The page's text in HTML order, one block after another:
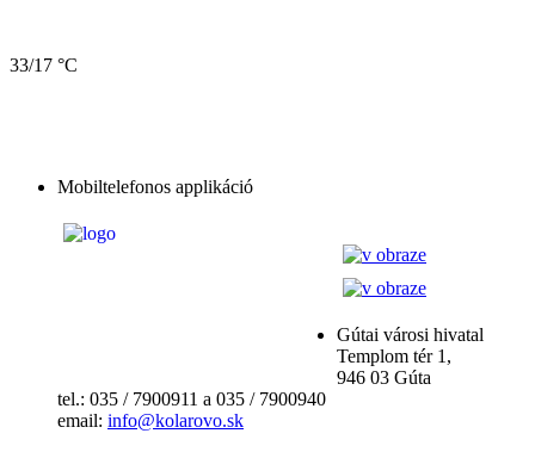
33/17 °C
Mobiltelefonos applikáció
Gútai városi hivatal
Templom tér 1,
946 03 Gúta
tel.: 035 / 7900911 a 035 / 7900940
email: info@kolarovo.sk